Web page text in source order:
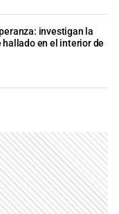
investigan la
en el interior de